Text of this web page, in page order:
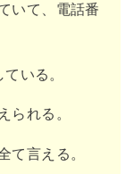
いて、電話番
いる。
られる。
て言える。